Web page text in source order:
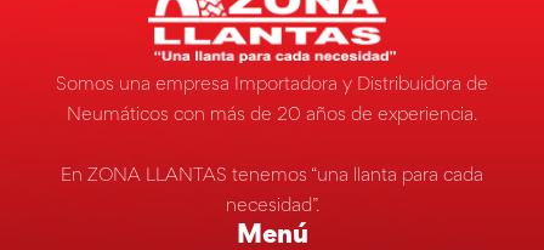
Somos una empresa Importadora y Distribuidora de
Neumáticos con más de 20 años de experiencia.
En ZONA LLANTAS tenemos “una llanta para cada
necesidad”.
Menú